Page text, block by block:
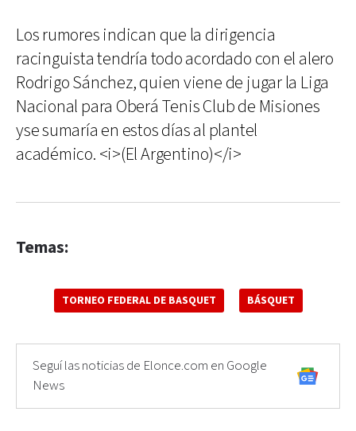
Los rumores indican que la dirigencia
racinguista tendría todo acordado con el alero
Rodrigo Sánchez, quien viene de jugar la Liga
Nacional para Oberá Tenis Club de Misiones
yse sumaría en estos días al plantel
académico. <i>(El Argentino)</i>
Temas:
TORNEO FEDERAL DE BASQUET BÁSQUET
Seguí las noticias de Elonce.com en Google
News